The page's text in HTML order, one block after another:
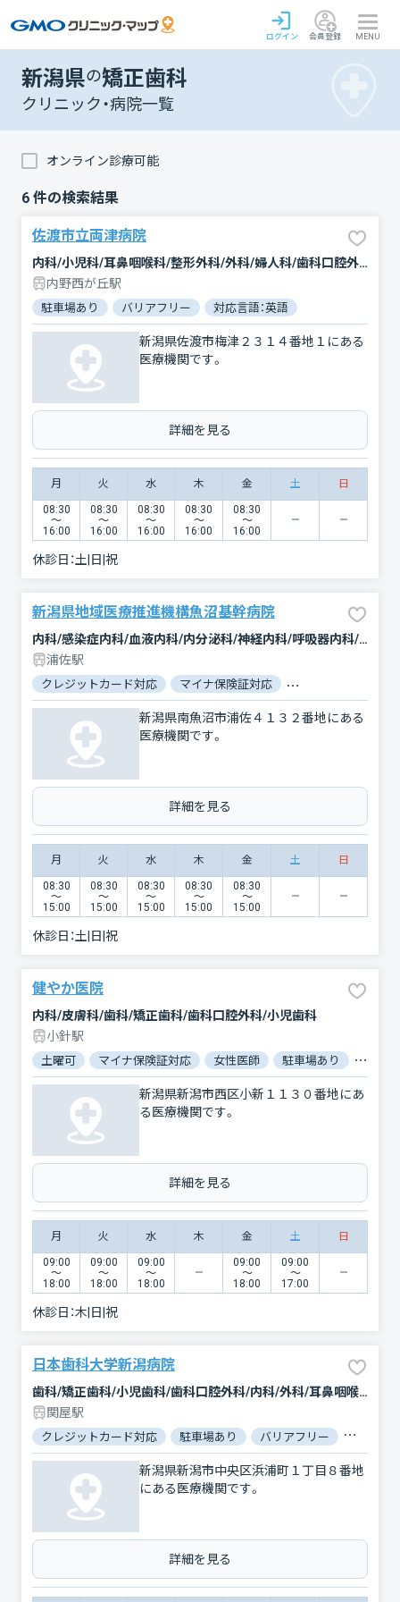
ログイン 会員登録 MENU
新潟県の矯正歯科
クリニック・病院一覧
オンライン診療可能
6 件の検索結果
佐渡市立両津病院
内科/小児科/耳鼻咽喉科/整形外科/外科/婦人科/歯科口腔外科/矯正歯科/産婦人科
内野西が丘駅
駐車場あり バリアフリー 対応言語：英語
新潟県佐渡市梅津２３１４番地１にある
医療機関です。
詳細を見る
月 火 水 木 金 土 日
08:30
〜
16:00
08:30
〜
16:00
08:30
〜
16:00
08:30
〜
16:00
08:30
〜
16:00
休診日：土|日|祝
新潟県地域医療推進機構魚沼基幹病院
内科/感染症内科/血液内科/内分泌科/神経内科/呼吸器内科/循環器科/消化器科/腎臓内科・外科/外科/脳神経外科/呼吸器外科/心臓血管外科/乳腺外科/整形外科/小児科/産科/婦人科/眼科/耳鼻咽喉科/皮膚科/泌尿器科/精神科・神経科/矯正歯科/歯科口腔外科/リハビリテーション/放射線科/救急科/麻酔科
浦佐駅
クレジットカード対応 マイナ保険証対応 駐車場あり
新潟県南魚沼市浦佐４１３２番地にある
医療機関です。
詳細を見る
月 火 水 木 金 土 日
08:30
〜
15:00
08:30
〜
15:00
08:30
〜
15:00
08:30
〜
15:00
08:30
〜
15:00
休診日：土|日|祝
健やか医院
内科/皮膚科/歯科/矯正歯科/歯科口腔外科/小児歯科
小針駅
土曜可 マイナ保険証対応 女性医師 駐車場あり バリ
新潟県新潟市西区小新１１３０番地にあ
る医療機関です。
詳細を見る
月 火 水 木 金 土 日
09:00
〜
18:00
09:00
〜
18:00
09:00
〜
18:00
09:00
〜
18:00
09:00
〜
17:00
休診日：木|日|祝
日本歯科大学新潟病院
歯科/矯正歯科/小児歯科/歯科口腔外科/内科/外科/耳鼻咽喉科
関屋駅
クレジットカード対応 駐車場あり バリアフリー 対応言語
新潟県新潟市中央区浜浦町１丁目８番地
にある医療機関です。
詳細を見る